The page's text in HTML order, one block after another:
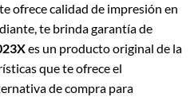
te ofrece calidad de impresión en
te brinda garantía de
es un producto original de la
que te ofrece el
de compra para